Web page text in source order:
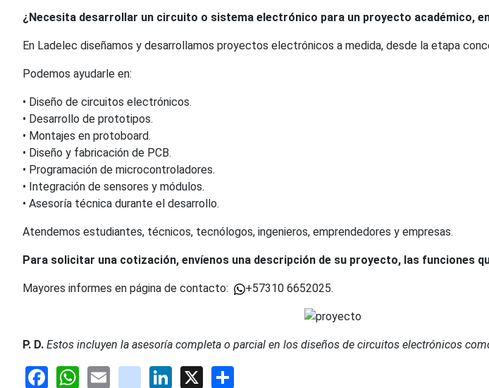
¿Necesita desarrollar un circuito o sistema electrónico para un proyecto académico,
En Ladelec diseñamos y desarrollamos proyectos electrónicos a medida, desde la etapa
Podemos ayudarle en:
• Diseño de circuitos electrónicos.
• Desarrollo de prototipos.
• Montajes en protoboard.
• Diseño y fabricación de PCB.
• Programación de microcontroladores.
• Integración de sensores y módulos.
• Asesoría técnica durante el desarrollo.
Atendemos estudiantes, técnicos, tecnólogos, ingenieros, emprendedores y empresas.
Para solicitar una cotización, envíenos una descripción de su proyecto, las funciones
Mayores informes en página de contacto: +57310 6652025.
P. D. Estos incluyen la asesoría completa o parcial en los diseños de circuitos electrónicos
Facebook
WhatsApp
Emailyoutube
LinkedIn
X